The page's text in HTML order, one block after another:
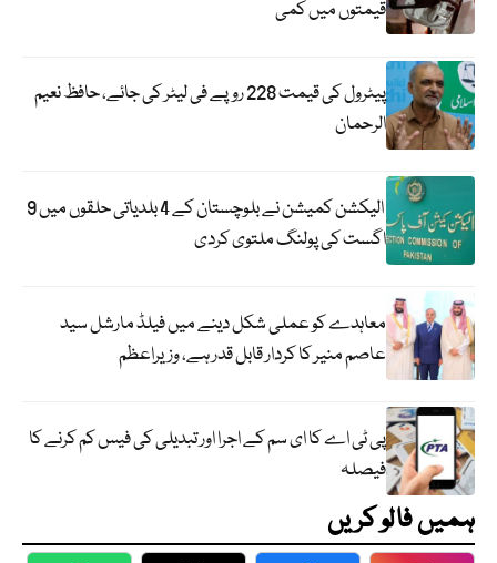
قیمتوں میں کمی
پیٹرول کی قیمت 228 روپے فی لیٹر کی جائے، حافظ نعیم
الرحمان
الیکشن کمیشن نے بلوچستان کے 4 بلدیاتی حلقوں میں 9
اگست کی پولنگ ملتوی کردی
معاہدے کو عملی شکل دینے میں فیلڈ مارشل سید
عاصم منیر کا کردار قابل قدر ہے، وزیراعظم
پی ٹی اے کا ای سم کے اجرا اور تبدیلی کی فیس کم کرنے کا
فیصلہ
ہمیں فالو کریں